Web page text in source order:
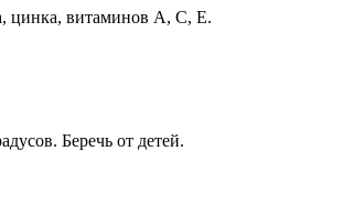
цинка, витаминов А, С, Е.
Беречь от детей.